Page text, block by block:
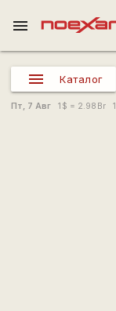
menu
Каталог
Пт, 7 Авг 1 $ = 2.98 Br 1